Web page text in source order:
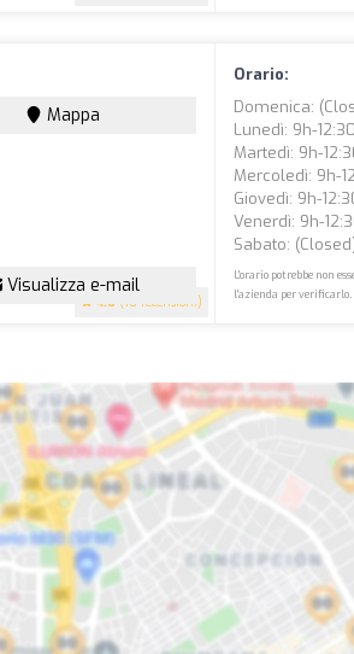
4.6 (18 recensioni)
Mappa
Visualizza e-mail
Orario:
Domenica:
Lunedì: 9h-
Martedì: 9h-
Mercoledì: 9h-
Giovedì: 9h-
Venerdì: 9h-
Sabato:
L'orario potrebbe non
l'azienda per verificarlo.